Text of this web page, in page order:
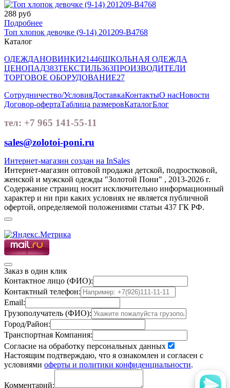
288 руб
Подробнее
Топ хлопок девочке (9-14) 201209-B4768
Каталог
ОДЕЖДАНОВИНКИ21446ШКОЛЬНАЯ ОДЕЖДА
ЦЕНОПАД383ТЕКСТИЛЬ363ПРОИЗВОДИТЕЛИ
ТОРГОВОЕ ОБОРУДОВАНИЕ27
Сотрудничество/УсловияДоставкаКонтактыО насНовости
Договор-офертаТаблица размеровКаталогБлог
тел: +7 965 141-55-11
sales@zolotoi-poni.ru
Интернет-магазин создан на InSales
Интернет-магазин оптовой продажи детской, подростковой,
женской и мужской одежды "Золотой Пони" , 2013-2026 г.
Содержание страниц носит исключительно информационный
характер и ни при каких условиях не является публичной
офертой, определяемой положениями статьи 437 ГК РФ.
Заказ в один клик
Контактное лицо (ФИО):
Контактный телефон:
Email:
Грузополучатель (ФИО):
Город/Район:
Транспортная Компания:
Согласие на обработку персональных данных
Настоящим подтверждаю, что я ознакомлен и согласен с
условиями оферты и политики конфиденциальности.
Комментарий: